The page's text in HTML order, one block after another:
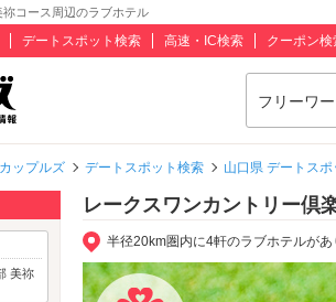
コース周辺のラブホテル
デートスポット検索 高速・IC検索 クーポン検
フリーワ
ップルズ デートスポット検索 山口県 デートス
レークスワンカントリー倶
半径20km圏内に4軒のラブホテルがあ
美祢